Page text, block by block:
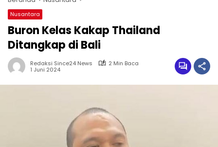
Nusantara
Buron Kelas Kakap Thailand
Ditangkap di Bali
Redaksi Since24 News
2 Min Baca
1 Juni 2024